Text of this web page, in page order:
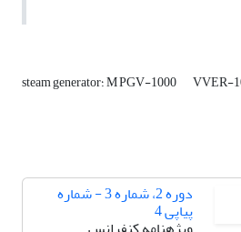
steam generator؛ M PGV-1000
دوره 2، شماره 3 - شماره
پیاپی 4